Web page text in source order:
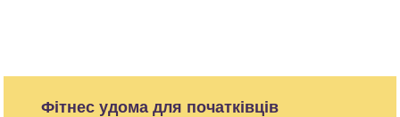
Фітнес удома для початківців